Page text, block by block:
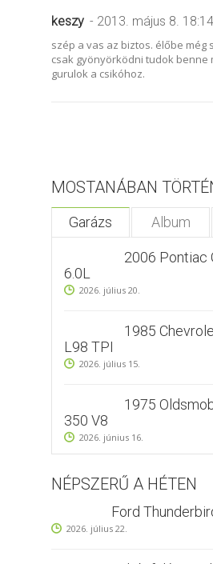
keszy - 2013. május 8. 18:14
szép a vas az biztos. élőbe még
csak gyönyörködni tudok benne
gurulok a csikóhoz.
MOSTANÁBAN
Garázs Album
2006 Pontiac
6.0L
2026. július 20.
1985
L98 TPI
2026. július 15.
1975
350 V8
2026. június 16.
NÉPSZERŰ A HÉTEN
Ford
2026. július 22.